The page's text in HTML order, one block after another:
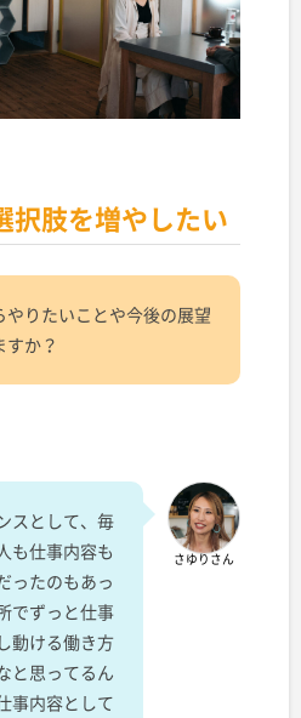
択肢を増やしたい
やりたいことや今後の展望
すか？
さゆりさん
スとして、毎
も仕事内容も
ったのもあっ
でずっと仕事
動ける働き方
と思ってるん
事内容として